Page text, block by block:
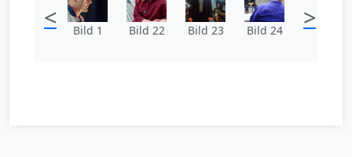
< Bild 1 Bild 22 Bild 23 Bild 24 >